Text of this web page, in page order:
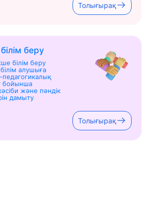
Толығырақ
беру
білім беру
білім алушыға
бойынша
және пәндік
дамыту
Толығырақ